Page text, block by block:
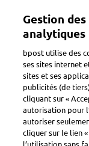
contenu
Toggle navigation
Gestion
analytiques
bpost utilise des
ses sites internet
sites et ses
publicités (de
cliquant sur «
autorisation pour
autoriser
cliquer sur le lien
l’utilisation sans